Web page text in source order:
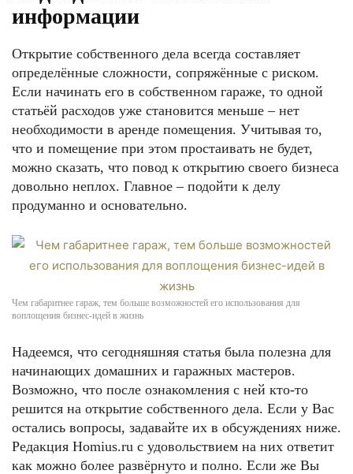
информации
Открытие собственного дела всегда составляет
определённые сложности, сопряжённые с риском.
Если начинать его в собственном гараже, то одной
статьёй расходов уже становится меньше – нет
необходимости в аренде помещения. Учитывая то,
что и помещение при этом простаивать не будет,
можно сказать, что повод к открытию своего бизнеса
довольно неплох. Главное – подойти к делу
продуманно и основательно.
Чем габаритнее гараж, тем больше возможностей его использования для
воплощения бизнес-идей в жизнь
Надеемся, что сегодняшняя статья была полезна для
начинающих домашних и гаражных мастеров.
Возможно, что после ознакомления с ней кто-то
решится на открытие собственного дела. Если у Вас
остались вопросы, задавайте их в обсуждениях ниже.
Редакция Homius.ru с удовольствием на них ответит
как можно более развёрнуто и полно. Если же Вы